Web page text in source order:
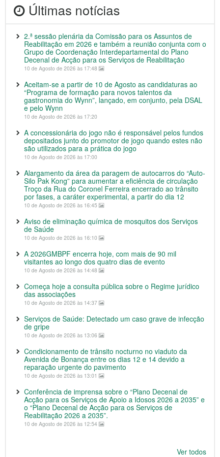
Últimas notícias
2.ª sessão plenária da Comissão para os Assuntos de
Reabilitação em 2026 e também a reunião conjunta com o
Grupo de Coordenação Interdepartamental do Plano
Decenal de Acção para os Serviços de Reabilitação
10 de Agosto de 2026 às 17:48
Aceitam-se a partir de 10 de Agosto as candidaturas ao
“Programa de formação para novos talentos da
gastronomia do Wynn”, lançado, em conjunto, pela DSAL
e pelo Wynn
10 de Agosto de 2026 às 17:20
A concessionária do jogo não é responsável pelos fundos
depositados junto do promotor de jogo quando estes não
são utilizados para a prática do jogo
10 de Agosto de 2026 às 17:00
Alargamento da área da paragem de autocarros do “Auto-
Silo Pak Kong” para aumentar a eficiência de circulação
Troço da Rua do Coronel Ferreira encerrado ao trânsito
por fases, a caráter experimental, a partir do dia 12
10 de Agosto de 2026 às 16:45
Aviso de eliminação química de mosquitos dos Serviços
de Saúde
10 de Agosto de 2026 às 16:10
A 2026GMBPF encerra hoje, com mais de 90 mil
visitantes ao longo dos quatro dias de evento
10 de Agosto de 2026 às 14:48
Começa hoje a consulta pública sobre o Regime jurídico
das associações
10 de Agosto de 2026 às 14:37
Serviços de Saúde: Detectado um caso grave de infecção
de gripe
10 de Agosto de 2026 às 13:06
Condicionamento de trânsito nocturno no viaduto da
Avenida de Bonança entre os dias 12 e 14 devido a
reparação urgente do pavimento
10 de Agosto de 2026 às 13:01
Conferência de imprensa sobre o “Plano Decenal de
Acção para os Serviços de Apoio a Idosos 2026 a 2035” e
o “Plano Decenal de Acção para os Serviços de
Reabilitação 2026 a 2035”.
10 de Agosto de 2026 às 12:54
Ver todos